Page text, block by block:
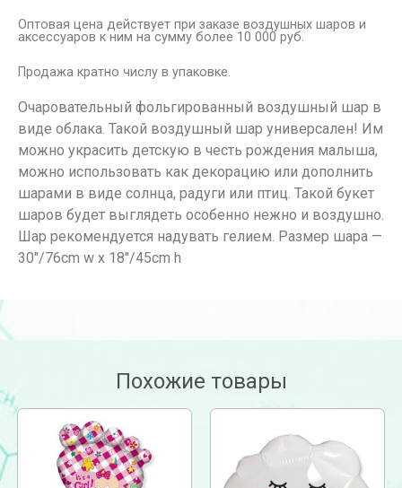
Оптовая цена действует при заказе воздушных шаров и
аксессуаров к ним на сумму более 10 000 руб.
Продажа кратно числу в упаковке.
Очаровательный фольгированный воздушный шар в
виде облака. Такой воздушный шар универсален! Им
можно украсить детскую в честь рождения малыша,
можно использовать как декорацию или дополнить
шарами в виде солнца, радуги или птиц. Такой букет
шаров будет выглядеть особенно нежно и воздушно.
Шар рекомендуется надувать гелием. Размер шара —
30″/76cm w x 18″/45cm h
Похожие товары